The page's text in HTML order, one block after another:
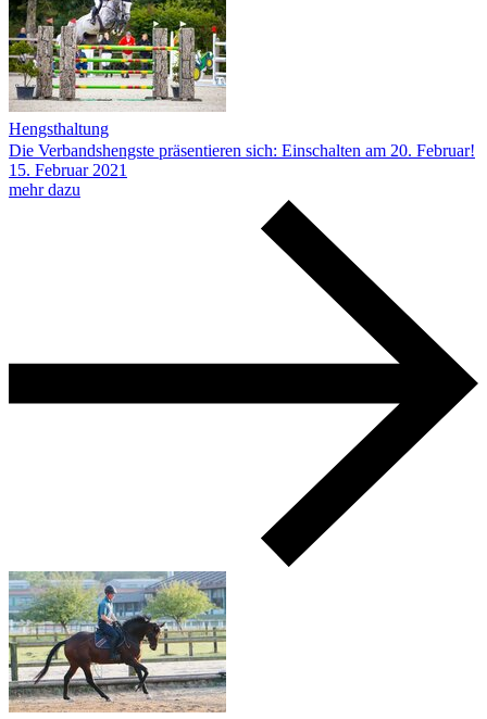
Hengsthaltung
Die Verbandshengste präsentieren sich: Einschalten am 20. Februar!
15. Februar 2021
mehr dazu